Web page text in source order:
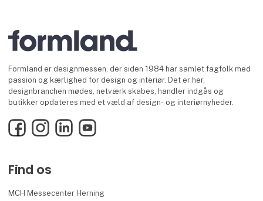
Formland er designmessen, der siden 1984 har samlet fagfolk med
passion og kærlighed for design og interiør. Det er her,
designbranchen mødes, netværk skabes, handler indgås og
butikker opdateres med et væld af design- og interiørnyheder.
FacebookInstagramLinkedInYouTube
Find os
MCH Messecenter Herning